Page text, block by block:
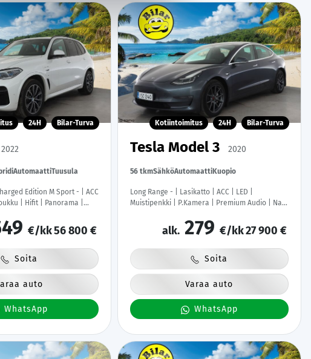
24H Bilar-Turva
2022
AutomaattiTuusula
Edition M Sport - | ACC
| Hifit | Panorama |
| Ilma-alusta | Apple
auto | Kahdet Renkaat |
€/kk56 800 €
Soita
auto
WhatsApp
Kotiintoimitus 24H Bilar-Turva
Tesla Model 3 2020
56 tkmSähköAutomaattiKuopio
Long Range - | Lasikatto | ACC | LED |
Muistipenkki | P.Kamera | Premium Audio | Navi
Kahdet renkaat |
alk. 279 €/kk27 900 €
Soita
Varaa auto
WhatsApp